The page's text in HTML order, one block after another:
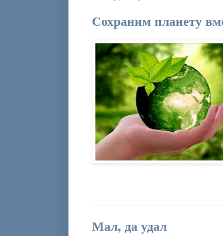
Сохраним планету
Мал, да удал